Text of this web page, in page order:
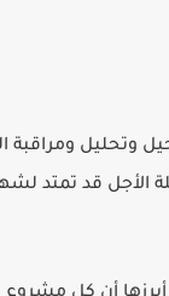
ومراقبة
الأجل قد تمتد